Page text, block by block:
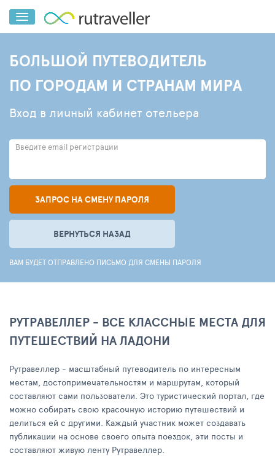
БОЛЬШОЙ ПУТЕВОДИТЕЛЬ
ПО ГОРОДАМ И СТРАНАМ МИРА
Вход в личный кабинет отельера
Введите email регистрации
ЗАПРОС НА СМЕНУ ПАРОЛЯ
ВЕРНУТЬСЯ НАЗАД
ВАМ БУДЕТ ОТПРАВЛЕНО ПИСЬМО ДЛЯ СМЕНЫ ПАРОЛЯ
РУТРАВЕЛЛЕР - ВСЕ КЛАССНЫЕ МЕСТА ДЛЯ
ПУТЕШЕСТВИЙ НА ЛАДОНИ
Рутравеллер - масштабный путеводитель по интересным
местам, достопримечательностям и маршрутам, который
составляют сами пользователи. Это туристический портал, где
можно собирать свою красочную историю путешествий и
делиться ей с другими. Каждый участник может создавать
публикации на основе своего опыта поездок, эти посты и
составляют живую ленту Рутравеллер.